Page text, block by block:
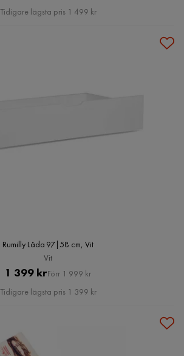
Pris
Tidigare lägsta pris 1 499 kr
Rumilly Låda 97|58 cm, Vit
Vit
Pris
1 399 krOriginal
Pris
Förr 1 999 kr
Tidigare lägsta pris 1 399 kr